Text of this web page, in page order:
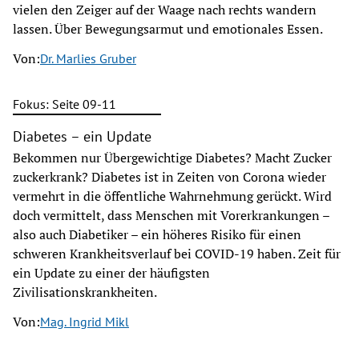
vielen den Zeiger auf der Waage nach rechts wandern
lassen. Über Bewegungsarmut und emotionales Essen.
Von:Dr. Marlies Gruber
Fokus: Seite 09-11
Diabetes – ein Update
Bekommen nur Übergewichtige Diabetes? Macht Zucker
zuckerkrank? Diabetes ist in Zeiten von Corona wieder
vermehrt in die öffentliche Wahrnehmung gerückt. Wird
doch vermittelt, dass Menschen mit Vorerkrankungen –
also auch Diabetiker – ein höheres Risiko für einen
schweren Krankheitsverlauf bei COVID-19 haben. Zeit für
ein Update zu einer der häufigsten
Zivilisationskrankheiten.
Von:Mag. Ingrid Mikl